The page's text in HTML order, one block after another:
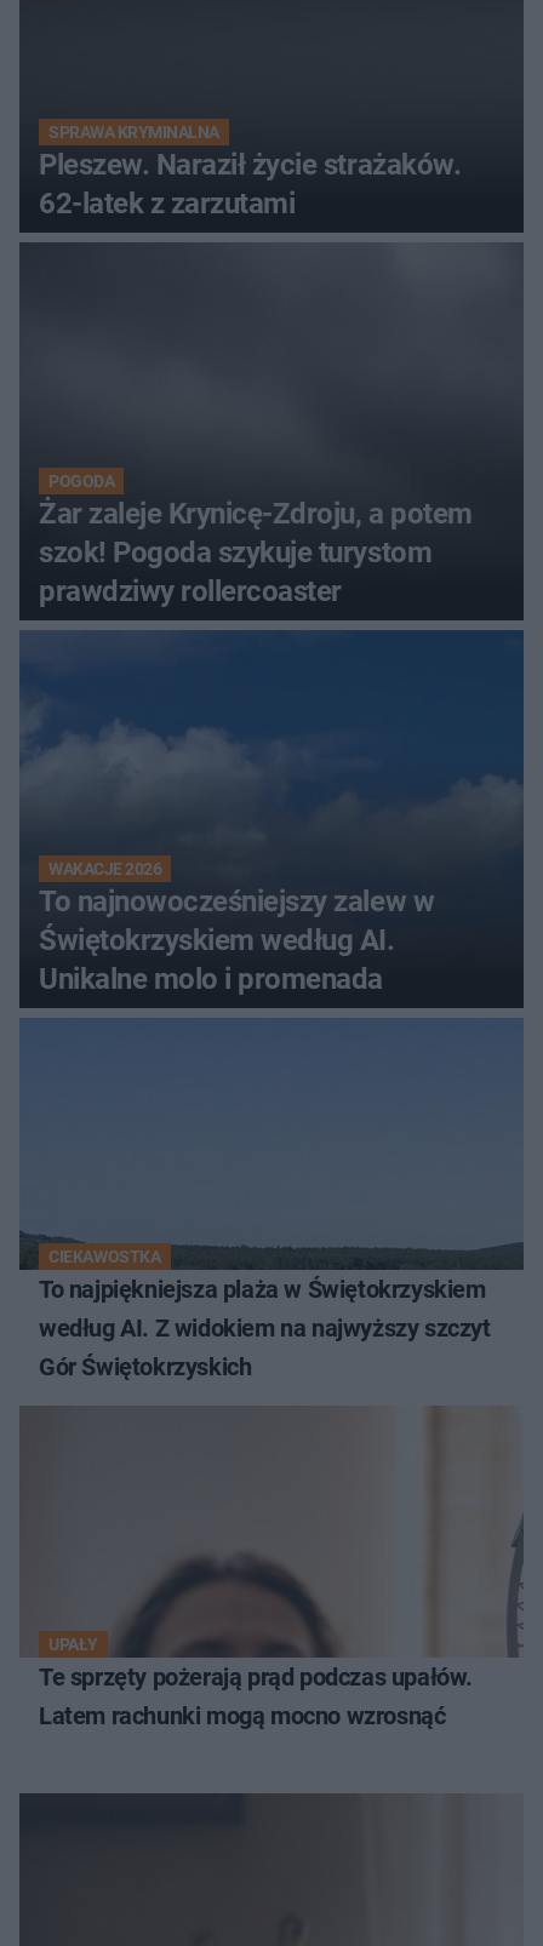
SPRAWA KRYMINALNA
Pleszew. Naraził życie strażaków.
62-latek z zarzutami
POGODA
Żar zaleje Krynicę-Zdroju, a potem
szok! Pogoda szykuje turystom
prawdziwy rollercoaster
WAKACJE 2026
To najnowocześniejszy zalew w
Świętokrzyskiem według AI.
Unikalne molo i promenada
CIEKAWOSTKA
To najpiękniejsza plaża w Świętokrzyskiem
według AI. Z widokiem na najwyższy szczyt
Gór Świętokrzyskich
UPAŁY
Te sprzęty pożerają prąd podczas upałów.
Latem rachunki mogą mocno wzrosnąć